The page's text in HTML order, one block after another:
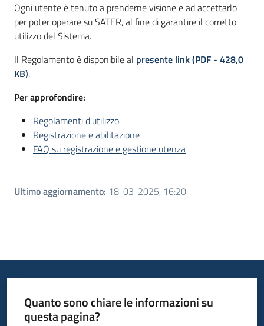
Ogni utente è tenuto a prenderne visione e ad accettarlo
per poter operare su SATER, al fine di garantire il corretto
utilizzo del Sistema.
Il Regolamento è disponibile al presente link(PDF - 428,0
KB).
Per approfondire:
Regolamenti d'utilizzo
Registrazione e abilitazione
FAQ su registrazione e gestione utenza
Ultimo aggiornamento: 18-03-2025, 16:20
Quanto sono chiare le informazioni su
questa pagina?